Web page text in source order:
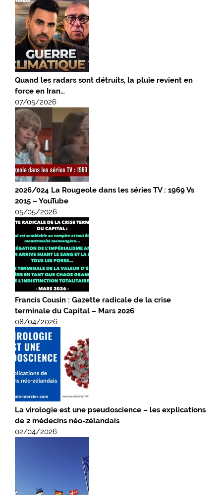
Quand les radars sont détruits, la pluie revient en
force en Iran…
07/05/2026
2026/024 La Rougeole dans les séries TV : 1969 Vs
2015 – YouTube
05/05/2026
Francis Cousin : Gazette radicale de la crise
terminale du Capital – Mars 2026
08/04/2026
La virologie est une pseudoscience – les explications
de 2 médecins néo-zélandais
02/04/2026